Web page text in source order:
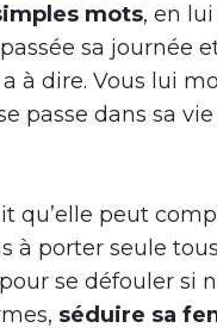
mots, en
sa journée
à dire. Vous lui
passe dans sa vie
qu’elle peut
à porter seule
se défouler si
séduire sa